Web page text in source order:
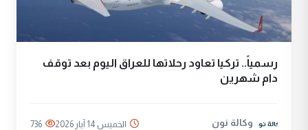
رسمياً.. تركيا تعاود رحلاتها للعراق اليوم بعد توقف
دام شهرين
وكالة نون الخميس 14 آيار 2026 736